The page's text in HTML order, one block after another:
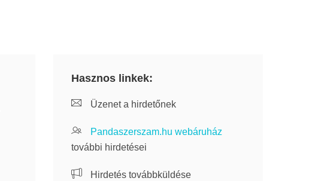
Hasznos linkek:
Üzenet a hirdetőnek
Pandaszerszam.hu webáruház
további hirdetései
Hirdetés továbbküldése